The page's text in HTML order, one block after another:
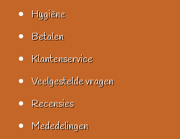
Hygiëne
Betalen
Klantenservice
Veelgestelde vragen
Recensies
Mededelingen